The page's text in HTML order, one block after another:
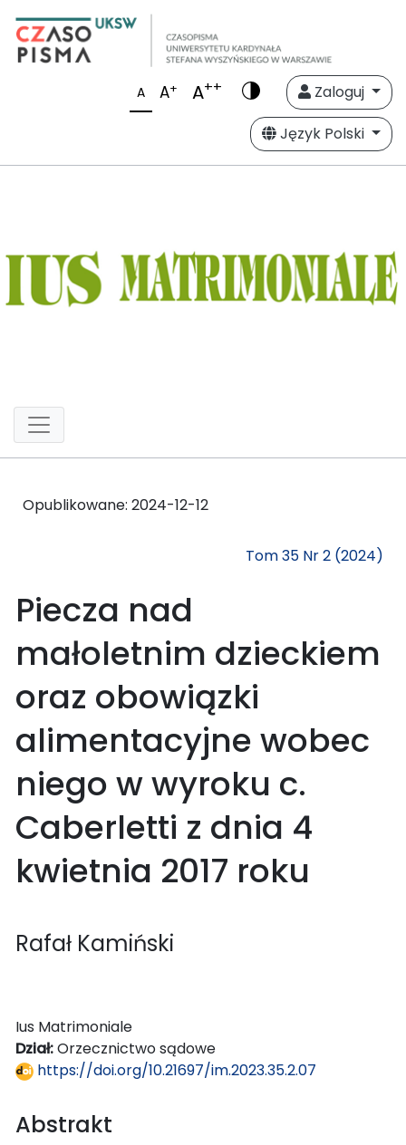
A A+ A++
Zaloguj
Język Polski
Opublikowane: 2024-12-12
Tom 35 Nr 2 (2024)
Piecza nad
małoletnim dzieckiem
oraz obowiązki
alimentacyjne wobec
niego w wyroku c.
Caberletti z dnia 4
kwietnia 2017 roku
Rafał Kamiński
Ius Matrimoniale
Dział:Orzecznictwo sądowe
https://doi.org/10.21697/im.2023.35.2.07
Abstrakt